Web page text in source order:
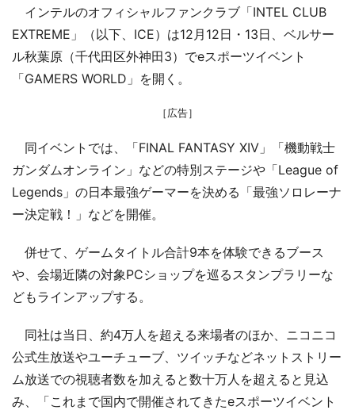
インテルのオフィシャルファンクラブ「INTEL CLUB
EXTREME」（以下、ICE）は12月12日・13日、ベルサー
ル秋葉原（千代田区外神田3）でeスポーツイベント
「GAMERS WORLD」を開く。
［広告］
同イベントでは、「FINAL FANTASY XIV」「機動戦士
ガンダムオンライン」などの特別ステージや「League of
Legends」の日本最強ゲーマーを決める「最強ソロレーナ
ー決定戦！」などを開催。
併せて、ゲームタイトル合計9本を体験できるブース
や、会場近隣の対象PCショップを巡るスタンプラリーな
どもラインアップする。
同社は当日、約4万人を超える来場者のほか、ニコニコ
公式生放送やユーチューブ、ツイッチなどネットストリー
ム放送での視聴者数を加えると数十万人を超えると見込
み、「これまで国内で開催されてきたeスポーツイベント